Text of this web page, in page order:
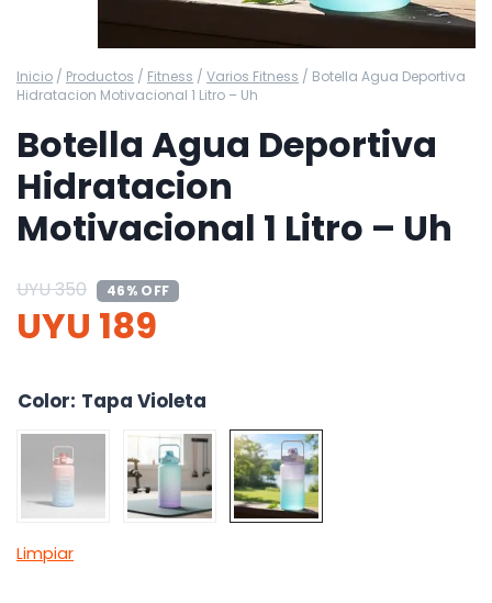
Inicio / Productos / Fitness / Varios Fitness / Botella Agua Deportiva
Hidratacion Motivacional 1 Litro – Uh
Botella Agua Deportiva
Hidratacion
Motivacional 1 Litro – Uh
UYU350 46% OFF
UYU 189
Color: Tapa Violeta
Limpiar